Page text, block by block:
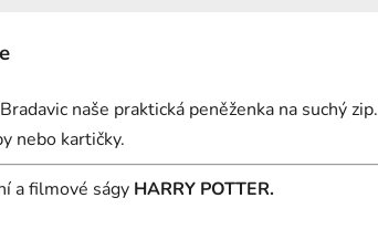
naše praktická peněženka na suchý zip.
nebo kartičky.
a filmové ságy HARRY POTTER.